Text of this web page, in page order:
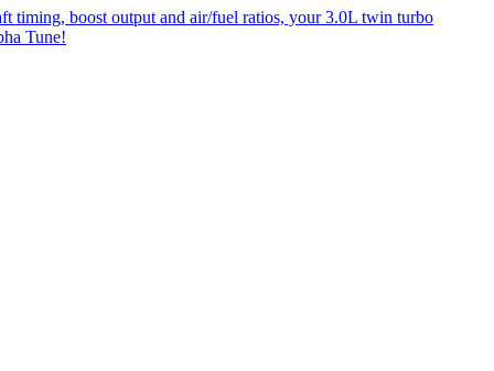
timing, boost output and air/fuel ratios, your 3.0L twin turbo
Tune!